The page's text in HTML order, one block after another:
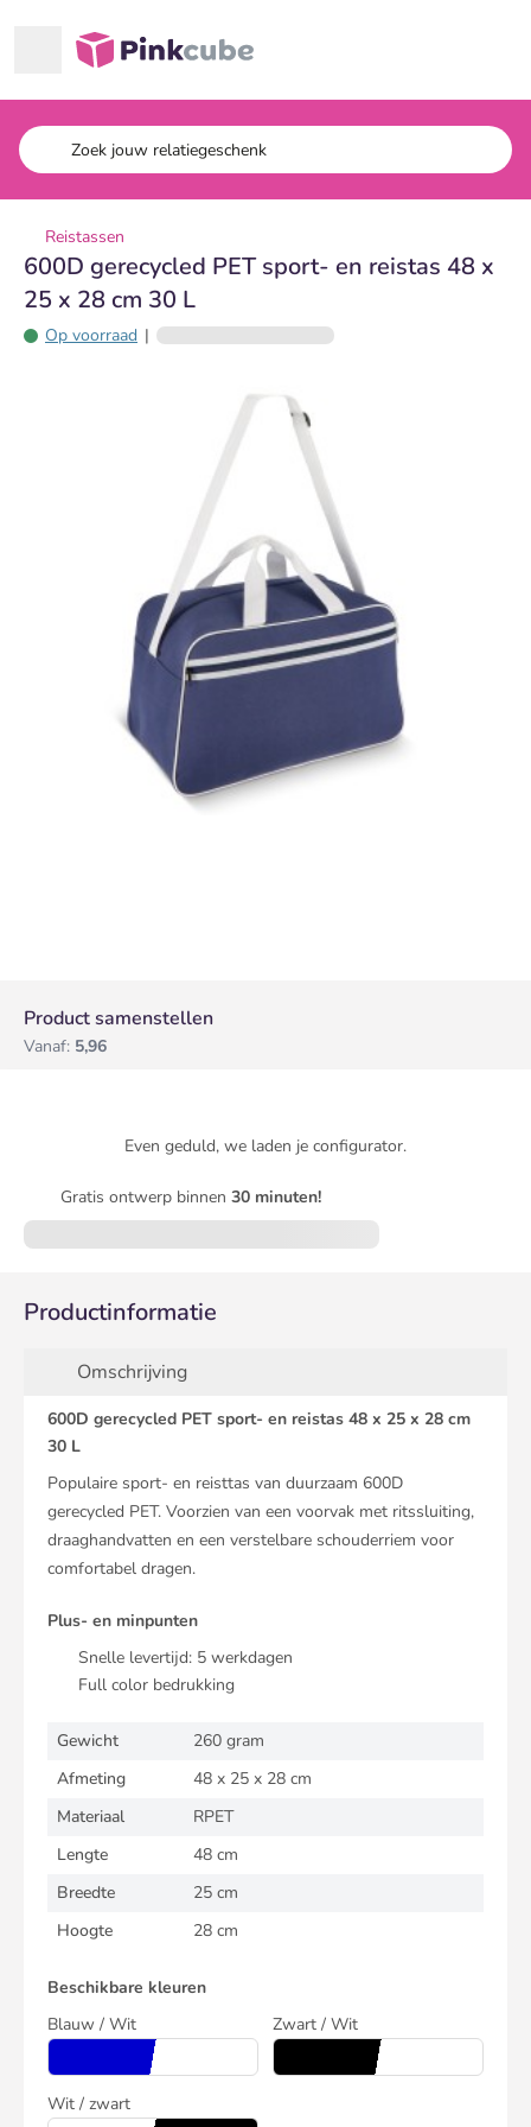
Pinkcube
Reistassen
600D gerecycled PET sport- en reistas 48 x
25 x 28 cm 30 L
Op voorraad |
Product samenstellen
Vanaf: 5,96
Even geduld, we laden je configurator.
Gratis ontwerp binnen 30 minuten!
Productinformatie
Omschrijving
600D gerecycled PET sport- en reistas 48 x 25 x 28 cm
30 L
Populaire sport- en reisttas van duurzaam 600D
gerecycled PET. Voorzien van een voorvak met ritssluiting,
draaghandvatten en een verstelbare schouderriem voor
comfortabel dragen.
Plus- en minpunten
Snelle levertijd: 5werkdagen
Full color bedrukking
Gewicht
260 gram
Afmeting
48 x 25 x 28 cm
Materiaal
RPET
Lengte
48 cm
Breedte
25 cm
Hoogte
28 cm
Beschikbare kleuren
Blauw / Wit
Zwart / Wit
Wit / zwart